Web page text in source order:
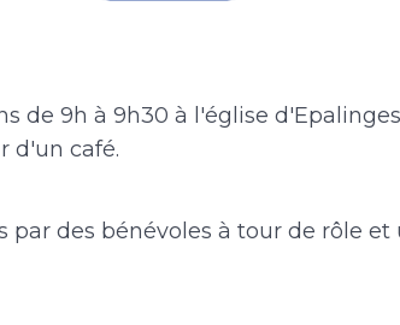
de 9h à 9h30 à l'église
d'un café.
par des bénévoles à tour de rôle et